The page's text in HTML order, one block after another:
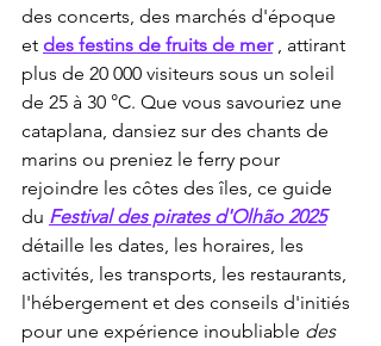
des concerts, des marchés d'époque
et des festins de fruits de mer , attirant
plus de 20 000 visiteurs sous un soleil
de 25 à 30 °C. Que vous savouriez une
cataplana, dansiez sur des chants de
marins ou preniez le ferry pour
rejoindre les côtes des îles, ce guide
du Festival des pirates d'Olhão 2025
détaille les dates, les horaires, les
activités, les transports, les restaurants,
l'hébergement et des conseils d'initiés
pour une expérience inoubliable des